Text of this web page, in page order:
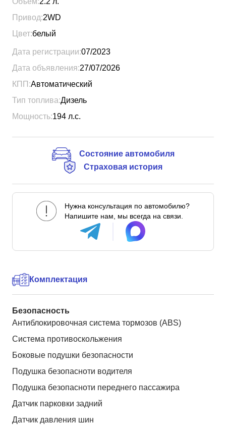
Привод:2WD
Цвет:белый
Дата регистрации:07/2023
Дата объявления:27/07/2026
КПП:Автоматический
Тип топлива:Дизель
Мощность:194 л.с.
Состояние автомобиля
Страховая история
Нужна консультация по автомобилю?
Напишите нам, мы всегда на связи.
Комплектация
Безопасность
Антиблокировочная система тормозов (ABS)
Система противоскольжения
Боковые подушки безопасности
Подушка безопасноти водителя
Подушка безопасноти переднего пассажира
Датчик парковки задний
Датчик давления шин